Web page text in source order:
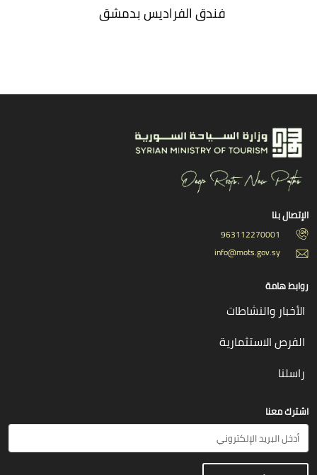
فندق الفراديس بدمشق
الإتصال بنا
963112270001
info@mots.gov.sy
روابط هامة
الأخبار والنشاطات
الفرص الاستثمارية
راسلنا
اشترك معنا